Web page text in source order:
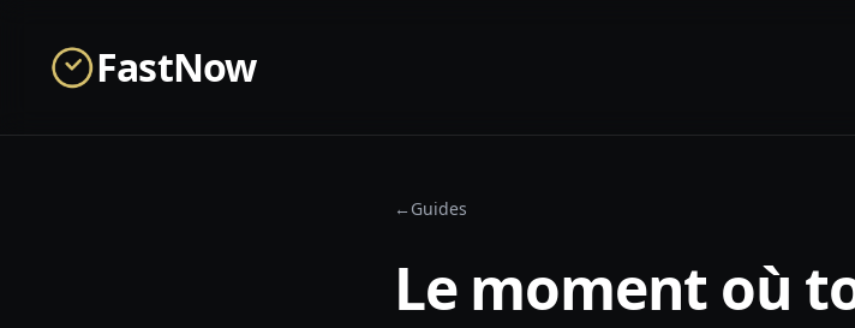
FastNow
← Guides
Le moment où